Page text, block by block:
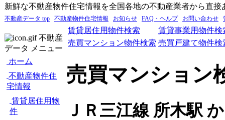
新鮮な不動産物件住宅情報を全国各地の不動産業者から直接
不動産データ top 不動産物件住宅情報 お知らせ FAQ・ヘルプ お問い合わせ
不動産
データ メニュー
ホーム
不動産物件住
宅情報
賃貸居住用物
件
賃貸居住用物件検索
賃貸事業用物件検
売買マンション物件検索 売買戸建て物件検
売買マンション
ＪＲ三江線 所木駅